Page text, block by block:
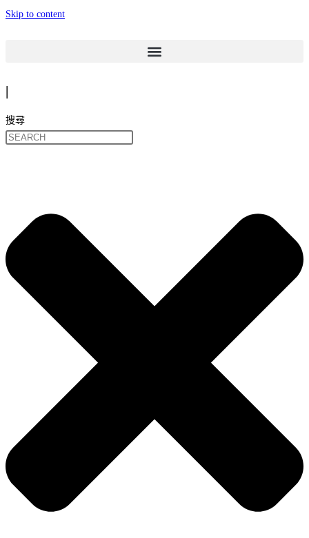
Skip to content
|
搜尋